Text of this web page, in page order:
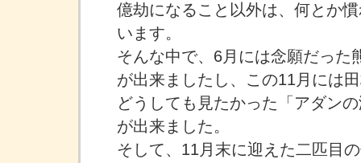
億劫になること以外は、何とか
います。
そんな中で、6月には念願だった
が出来ましたし、この11月には
どうしても見たかった「アダン
が出来ました。
そして、11月末に迎えた二匹目